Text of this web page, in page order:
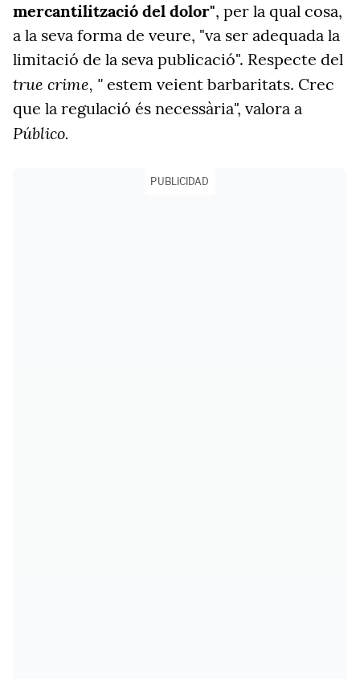
mercantilització del dolor", per la qual cosa,
a la seva forma de veure, "va ser adequada la
limitació de la seva publicació". Respecte del
true crime, " estem veient barbaritats. Crec
que la regulació és necessària", valora a
Público.
PUBLICIDAD